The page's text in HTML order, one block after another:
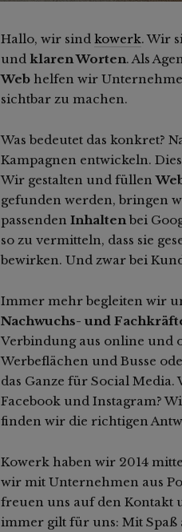
Hallo, wir sind kowerk. Wir
und klaren Worten. Als
Web helfen wir
sichtbar zu machen.
Was bedeutet das konkret?
Kampagnen entwickeln.
Wir gestalten und füllen
gefunden werden, bringen
passenden Inhaltenbei
so zu vermitteln, dass sie
bewirken. Und zwar bei
Immer mehr begleiten wir
Nachwuchs- und
Verbindung aus online und
Werbeflächen und Busse
das Ganze für Social
Facebook und Instagram?
finden wir die richtigen
Kowerk haben wir 2014
wir mit Unternehmen aus
freuen uns auf den Kontakt
immer gilt für uns: Mit Spaß